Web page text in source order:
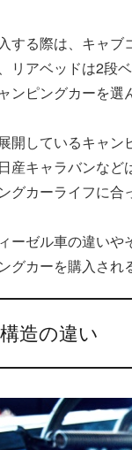
する際は、キャブ
リアベッドは2段
ンピングカーを選
開しているキャ
産キャラバンな
グカーライフに合
ーゼル車の違い
グカーを購入され
造の違い